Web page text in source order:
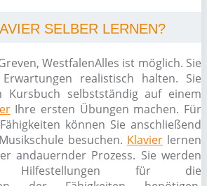
SELBER LERNEN?
Alles ist möglich. Sie
realistisch halten. Sie
Kursbuch selbstständig auf einem
Ihre ersten Übungen machen. Für
können Sie anschließend
besuchen. Klavierlernen
andauernder Prozess. Sie werden
Hilfestellungen für die